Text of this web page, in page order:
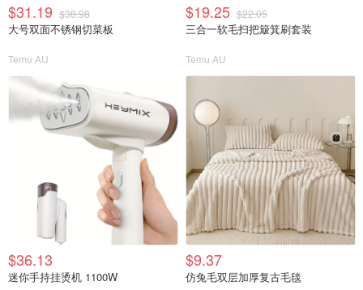
$31.19 $38.98
大号双面不锈钢切菜板
Temu AU
$19.25 $22.05
三合一软毛扫把簸箕刷套装
Temu AU
$36.13
迷你手持挂烫机 1100W
$9.37
仿兔毛双层加厚复古毛毯